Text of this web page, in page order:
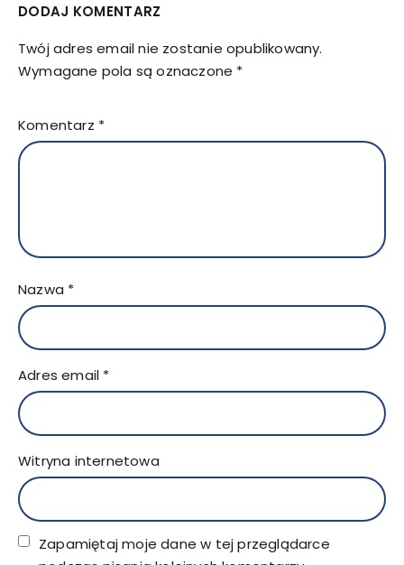
DODAJ KOMENTARZ
Twój adres email nie zostanie opublikowany.
Wymagane pola są oznaczone *
Komentarz *
Nazwa *
Adres email *
Witryna internetowa
Zapamiętaj moje dane w tej przeglądarce